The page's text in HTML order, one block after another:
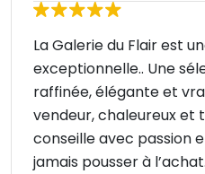
La Galerie du Flair est
exceptionnelle.. Une
raffinée, élégante et
vendeur, chaleureux et
conseille avec passion
jamais pousser à